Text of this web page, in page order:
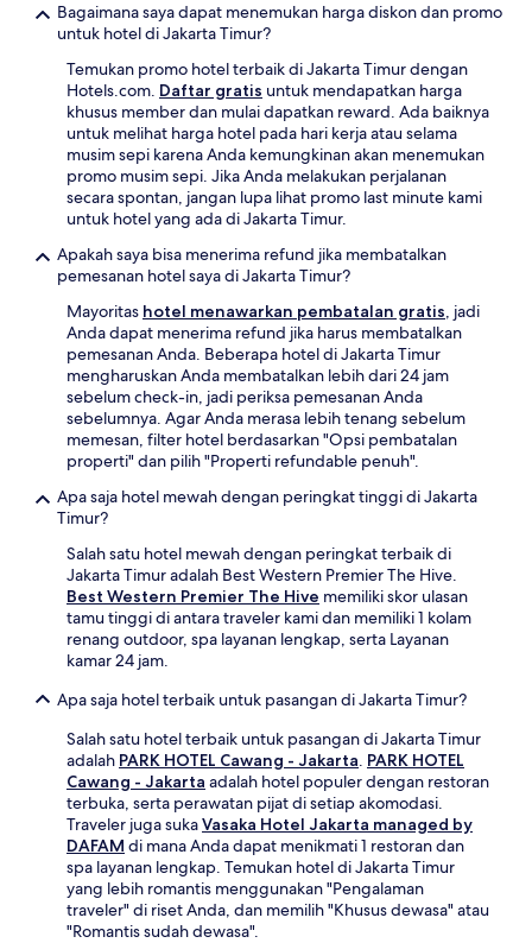
Bagaimana saya dapat menemukan harga diskon dan promo
untuk hotel di Jakarta Timur?
Temukan promo hotel terbaik di Jakarta Timur dengan
Hotels.com. Daftar gratis untuk mendapatkan harga
khusus member dan mulai dapatkan reward. Ada baiknya
untuk melihat harga hotel pada hari kerja atau selama
musim sepi karena Anda kemungkinan akan menemukan
promo musim sepi. Jika Anda melakukan perjalanan
secara spontan, jangan lupa lihat promo last minute kami
untuk hotel yang ada di Jakarta Timur.
Apakah saya bisa menerima refund jika membatalkan
pemesanan hotel saya di Jakarta Timur?
Mayoritas hotel menawarkan pembatalan gratis, jadi
Anda dapat menerima refund jika harus membatalkan
pemesanan Anda. Beberapa hotel di Jakarta Timur
mengharuskan Anda membatalkan lebih dari 24 jam
sebelum check-in, jadi periksa pemesanan Anda
sebelumnya. Agar Anda merasa lebih tenang sebelum
memesan, filter hotel berdasarkan "Opsi pembatalan
properti" dan pilih "Properti refundable penuh".
Apa saja hotel mewah dengan peringkat tinggi di Jakarta
Timur?
Salah satu hotel mewah dengan peringkat terbaik di
Jakarta Timur adalah Best Western Premier The Hive.
Best Western Premier The Hive memiliki skor ulasan
tamu tinggi di antara traveler kami dan memiliki 1 kolam
renang outdoor, spa layanan lengkap, serta Layanan
kamar 24 jam.
Apa saja hotel terbaik untuk pasangan di Jakarta Timur?
Salah satu hotel terbaik untuk pasangan di Jakarta Timur
adalah PARK HOTEL Cawang - Jakarta. PARK HOTEL
Cawang - Jakarta adalah hotel populer dengan restoran
terbuka, serta perawatan pijat di setiap akomodasi.
Traveler juga sukaVasaka Hotel Jakarta managed by
DAFAM di mana Anda dapat menikmati 1 restoran dan
spa layanan lengkap. Temukan hotel di Jakarta Timur
yang lebih romantis menggunakan "Pengalaman
traveler" di riset Anda, dan memilih "Khusus dewasa" atau
"Romantis sudah dewasa".